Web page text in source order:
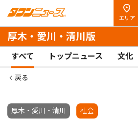
エリア
厚木・愛川・清川版
すべて トップニュース 文化
戻る
厚木・愛川・清川 社会